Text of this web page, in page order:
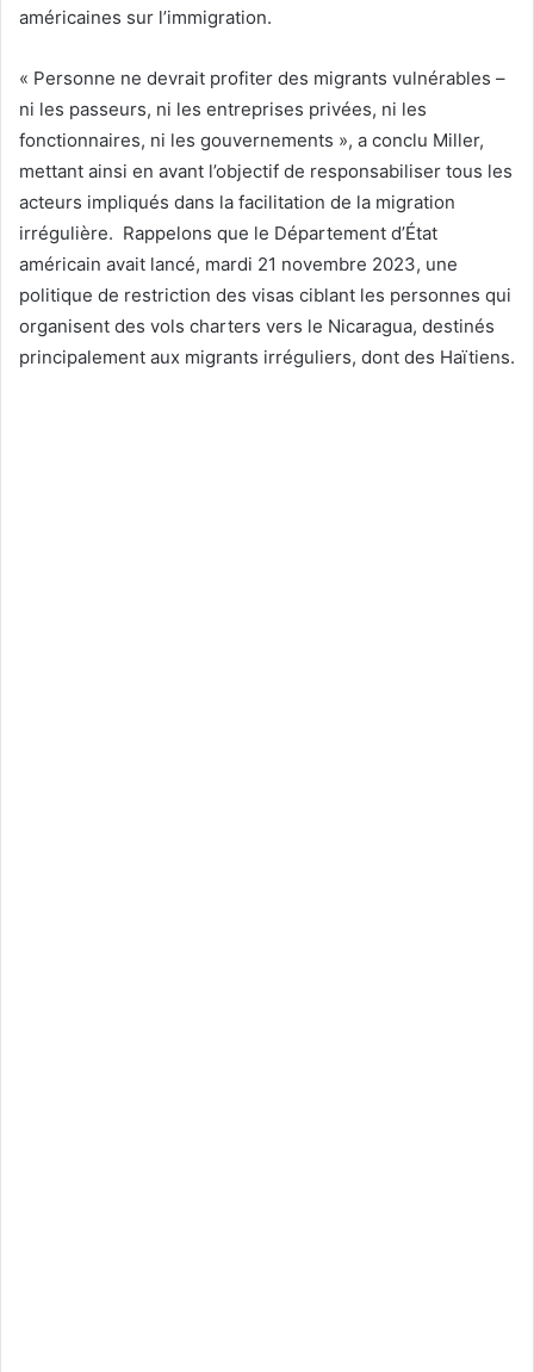
américaines sur l’immigration.
« Personne ne devrait profiter des migrants vulnérables –
ni les passeurs, ni les entreprises privées, ni les
fonctionnaires, ni les gouvernements », a conclu Miller,
mettant ainsi en avant l’objectif de responsabiliser tous les
acteurs impliqués dans la facilitation de la migration
irrégulière. Rappelons que le Département d’État
américain avait lancé, mardi 21 novembre 2023, une
politique de restriction des visas ciblant les personnes qui
organisent des vols charters vers le Nicaragua, destinés
principalement aux migrants irréguliers, dont des Haïtiens.